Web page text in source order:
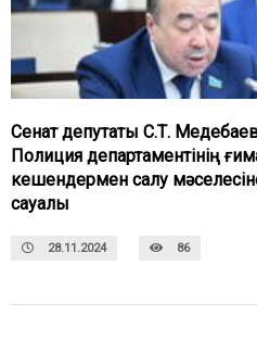
Сенат депутаты С.Т.
Полиция департаментінің
кешендермен салу
сауалы
28.11.2024 86